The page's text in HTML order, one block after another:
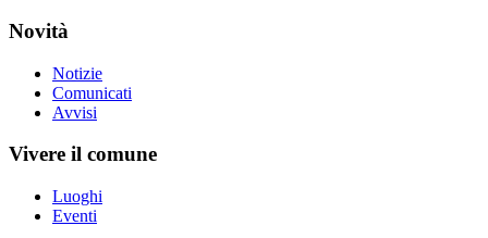
Novità
Notizie
Comunicati
Avvisi
Vivere il comune
Luoghi
Eventi